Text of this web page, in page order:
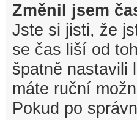
Změnil jsem
Jste si jisti, že
se čas liší od
špatně nastavili
máte ruční
Pokud po